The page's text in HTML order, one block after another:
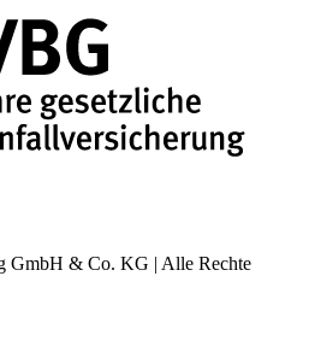
GmbH & Co. KG | Alle Rechte